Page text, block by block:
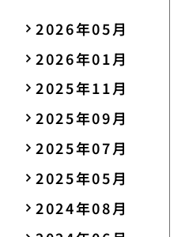
2026年05月
2026年01月
2025年11月
2025年09月
2025年07月
2025年05月
2024年08月